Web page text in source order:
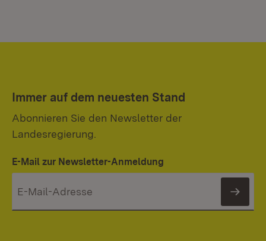
Immer auf dem neuesten Stand
Abonnieren Sie den Newsletter der
Landesregierung.
E-Mail zur Newsletter-Anmeldung